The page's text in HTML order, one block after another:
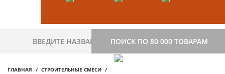
ПОИСК ПО 80 000 ТОВАРАМ
ГЛАВНАЯ СТРОИТЕЛЬНЫЕ СМЕСИ